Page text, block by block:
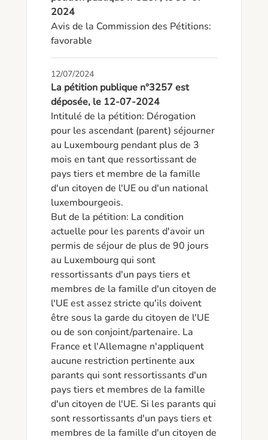
2024
Avis de la Commission des Pétitions:
favorable
12/07/2024
La pétition publique n°3257 est
déposée, le 12-07-2024
Intitulé de la pétition: Dérogation
pour les ascendant (parent) séjourner
au Luxembourg pendant plus de 3
mois en tant que ressortissant de
pays tiers et membre de la famille
d'un citoyen de l'UE ou d'un national
luxembourgeois.
But de la pétition: La condition
actuelle pour les parents d'avoir un
permis de séjour de plus de 90 jours
au Luxembourg qui sont
ressortissants d'un pays tiers et
membres de la famille d'un citoyen de
l'UE est assez stricte qu'ils doivent
être sous la garde du citoyen de l'UE
ou de son conjoint/partenaire. La
France et l'Allemagne n'appliquent
aucune restriction pertinente aux
parants qui sont ressortissants d'un
pays tiers et membres de la famille
d'un citoyen de l'UE. Si les parants qui
sont ressortissants d'un pays tiers et
membres de la famille d'un citoyen de